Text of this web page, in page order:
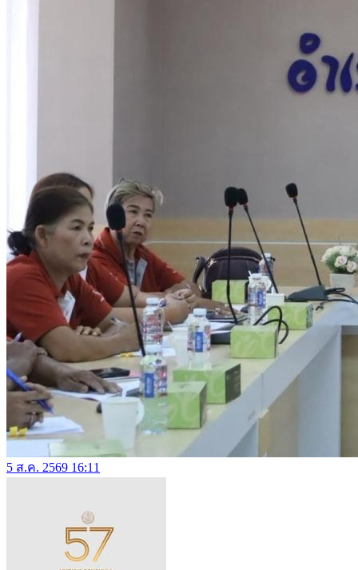
5 ส.ค. 2569 16:11